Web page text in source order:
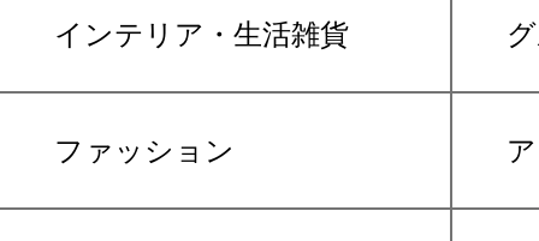
インテリア・生活雑貨
ファッション